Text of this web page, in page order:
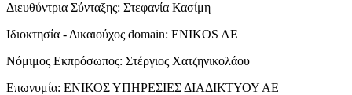
Διευθύντρια Σύνταξης: Στεφανία Κασίμη
Ιδιοκτησία - Δικαιούχος domain: ENIKOS AE
Νόμιμος Εκπρόσωπος: Στέργιος Χατζηνικολάου
Επωνυμία: ΕΝΙΚΟΣ ΥΠΗΡΕΣΙΕΣ ΔΙΑΔΙΚΤΥΟΥ ΑΕ